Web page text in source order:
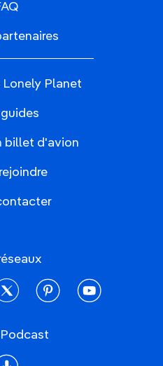
Planet
billet d'avion
pinterestyoutube